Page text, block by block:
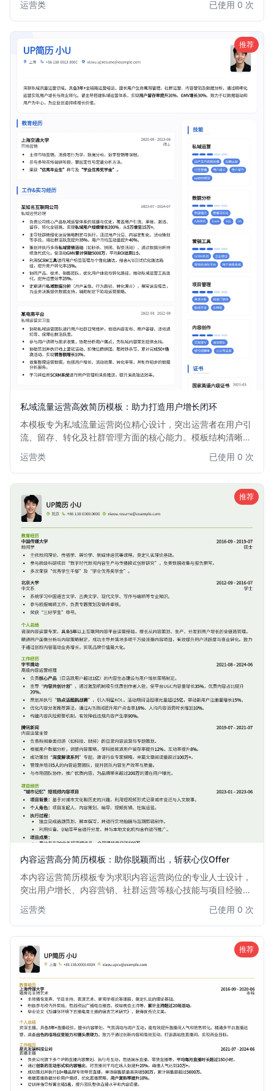
织、线上活动策划，还是社区运营维护，都能精准匹配岗位需
求，让您的简历在众多候选人中脱颖而出，轻松获得心仪的面
运营类 已使用 0 次
推荐
私域流量运营高效简历模板：助力打造用户增长闭环
本模板专为私域流量运营岗位精心设计，突出运营者在用户引
流、留存、转化及社群管理方面的核心能力。模板结构清晰，
能，帮助求职者快速展现其在构建私域流量生态、提升用户生
命周期价值方面的实战经验和卓越成果。适用于电商、教育、
运营类 已使用 0 次
推荐
内容运营高分简历模板：助你脱颖而出，斩获心仪Offer
本内容运营简历模板专为求职内容运营岗位的专业人士设计，
突出用户增长、内容营销、社群运营等核心技能与项目经验。
的目光，提升面试成功率。适用于希望在互联网、新媒体、电
商等行业发展的内容运营从业者。
运营类 已使用 0 次
推荐